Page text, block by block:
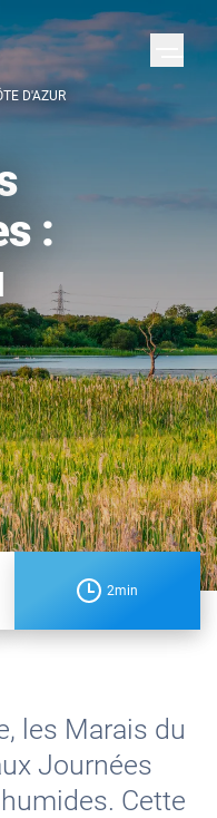
D'AZUR
:
2min
les Marais du
Journées
Cette